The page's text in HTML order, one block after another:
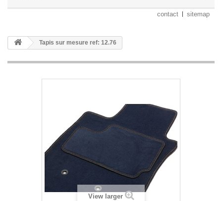
contact sitemap
Tapis sur mesure ref: 12.76
View larger